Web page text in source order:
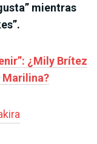
mientras
¿Mily Brítez
Marilina?